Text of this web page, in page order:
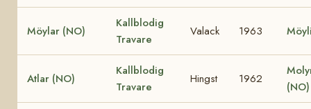
Möylar (NO)
Kallblodig
Travare
Valack 1963
Atlar (NO)
Kallblodig
Travare
Hingst 1962
(NO)